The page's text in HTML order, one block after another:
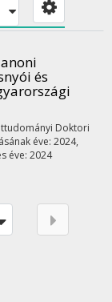
és
Doktori
éve: 2024,
éve: 2024